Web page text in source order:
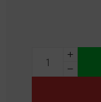
Alternative: